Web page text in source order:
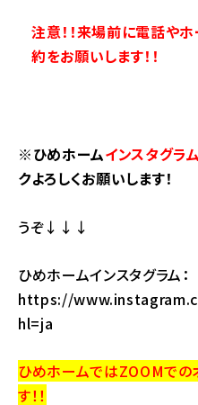
注意！！来場前に電話やホ
約をお願いします！！
※ひめホームインスタグラム
クよろしくお願いします！
↓↓↓下の
うぞ↓↓↓
ひめホームインスタグラム：
https://
hl=ja
ひめホームではZOOMでの
す！！